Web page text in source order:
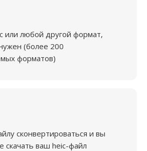
или любой другой формат,
(более 200
форматов)
сконвертироваться и вы
скачать ваш heic-файл